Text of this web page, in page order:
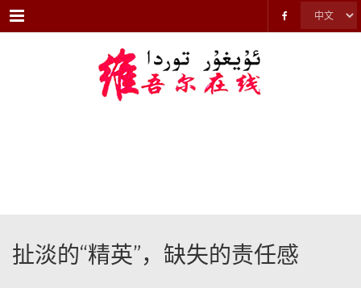
Menu
扯淡的“精英”，缺失的责任感